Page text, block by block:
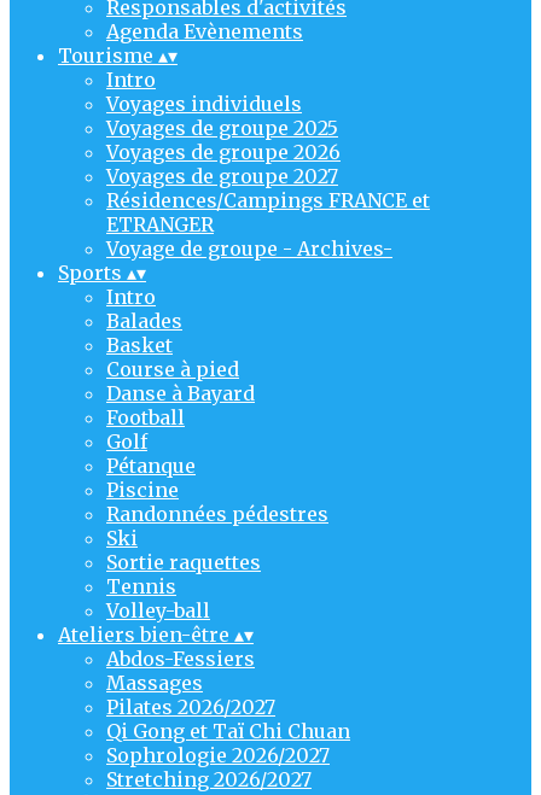
Responsables d'activités
Agenda Evènements
Tourisme ▴▾
Intro
Voyages individuels
Voyages de groupe 2025
Voyages de groupe 2026
Voyages de groupe 2027
Résidences/Campings FRANCE et
ETRANGER
Voyage de groupe - Archives-
Sports ▴▾
Intro
Balades
Basket
Course à pied
Danse à Bayard
Football
Golf
Pétanque
Piscine
Randonnées pédestres
Ski
Sortie raquettes
Tennis
Volley-ball
Ateliers bien-être ▴▾
Abdos-Fessiers
Massages
Pilates 2026/2027
Qi Gong et Taï Chi Chuan
Sophrologie 2026/2027
Stretching 2026/2027